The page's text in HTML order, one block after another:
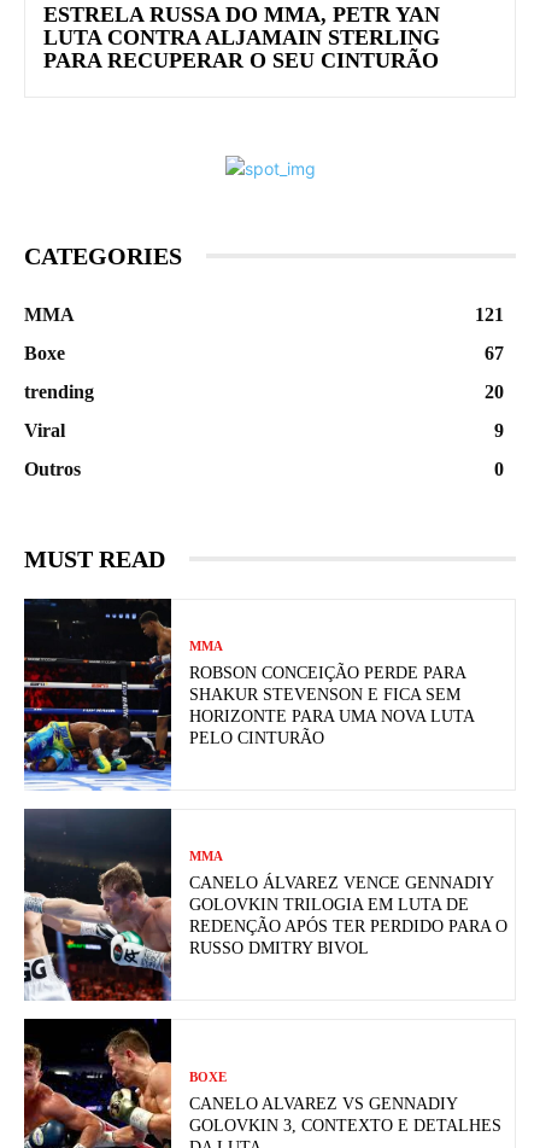
ESTRELA RUSSA DO MMA, PETR YAN
LUTA CONTRA ALJAMAIN STERLING
PARA RECUPERAR O SEU CINTURÃO
CATEGORIES
MMA
121
Boxe
67
trending
20
Viral
9
Outros
0
MUST READ
MMA
ROBSON CONCEIÇÃO PERDE PARA
SHAKUR STEVENSON E FICA SEM
HORIZONTE PARA UMA NOVA LUTA
PELO CINTURÃO
MMA
CANELO ÁLVAREZ VENCE GENNADIY
GOLOVKIN TRILOGIA EM LUTA DE
REDENÇÃO APÓS TER PERDIDO PARA O
RUSSO DMITRY BIVOL
BOXE
CANELO ALVAREZ VS GENNADIY
GOLOVKIN 3, CONTEXTO E DETALHES